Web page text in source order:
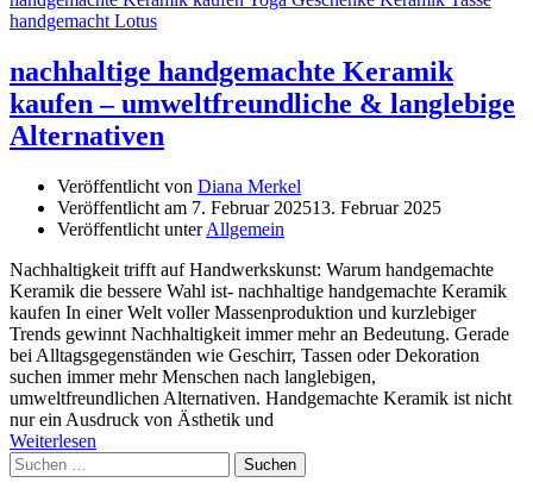
nachhaltige handgemachte Keramik
kaufen – umweltfreundliche & langlebige
Alternativen
Veröffentlicht von Diana Merkel
Veröffentlicht am 7. Februar 202513. Februar 2025
Veröffentlicht unterAllgemein
Nachhaltigkeit trifft auf Handwerkskunst: Warum handgemachte
Keramik die bessere Wahl ist- nachhaltige handgemachte Keramik
kaufen In einer Welt voller Massenproduktion und kurzlebiger
Trends gewinnt Nachhaltigkeit immer mehr an Bedeutung. Gerade
bei Alltagsgegenständen wie Geschirr, Tassen oder Dekoration
suchen immer mehr Menschen nach langlebigen,
umweltfreundlichen Alternativen. Handgemachte Keramik ist nicht
nur ein Ausdruck von Ästhetik und
Weiterlesen
Suchen
nach: